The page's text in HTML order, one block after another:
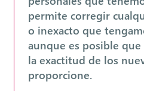
permite corregir
o inexacto que
aunque es posible
la exactitud de los
proporcione.